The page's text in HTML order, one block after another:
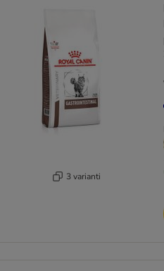
3 varianti